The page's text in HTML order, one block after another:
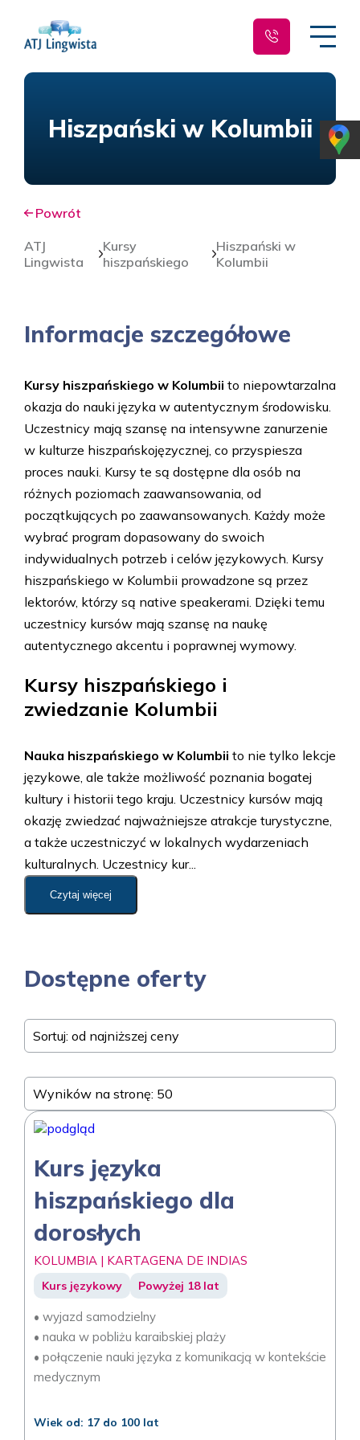
Hiszpański w Kolumbii
Powrót
ATJ
Lingwista
Kursy
hiszpańskiego
Hiszpański w
Kolumbii
Informacje szczegółowe
Kursy hiszpańskiego w Kolumbii to niepowtarzalna
okazja do nauki języka w autentycznym środowisku.
Uczestnicy mają szansę na intensywne zanurzenie
w kulturze hiszpańskojęzycznej, co przyspiesza
proces nauki. Kursy te są dostępne dla osób na
różnych poziomach zaawansowania, od
początkujących po zaawansowanych. Każdy może
wybrać program dopasowany do swoich
indywidualnych potrzeb i celów językowych. Kursy
hiszpańskiego w Kolumbii prowadzone są przez
lektorów, którzy są native speakerami. Dzięki temu
uczestnicy kursów mają szansę na naukę
autentycznego akcentu i poprawnej wymowy.
Kursy hiszpańskiego i
zwiedzanie Kolumbii
Nauka hiszpańskiego w Kolumbii to nie tylko lekcje
językowe, ale także możliwość poznania bogatej
kultury i historii tego kraju. Uczestnicy kursów mają
okazję zwiedzać najważniejsze atrakcje turystyczne,
a także uczestniczyć w lokalnych wydarzeniach
kulturalnych. Uczestnicy kur...
Czytaj więcej
Dostępne oferty
Sortuj: od najniższej ceny
Wyników na stronę: 50
Kurs języka
hiszpańskiego dla
dorosłych
KOLUMBIA | KARTAGENA DE INDIAS
Kurs językowy Powyżej 18 lat
• wyjazd samodzielny
• nauka w pobliżu karaibskiej plaży
• połączenie nauki języka z komunikacją w kontekście
medycznym
Wiek od: 17 do 100 lat